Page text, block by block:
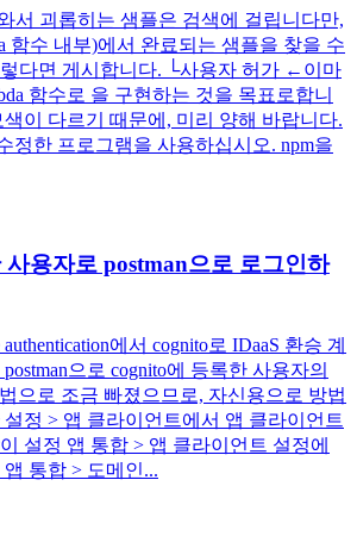
서 괴롭히는 샘플은 검색에 걸립니다만,
함수 내부)에서 완료되는 샘플을 찾을 수
다면 게시합니다. └사용자 허가 ←이마
함수로 을 구현하는 것을 목표로합니
이 다르기 때문에, 미리 양해 바랍니다.
정한 프로그램을 사용하십시오. npm을
용자로 postman으로 로그인하
에서 cognito로 IDaaS 환승 계
으로 cognito에 등록한 사용자의
으로 조금 빠졌으므로, 자신용으로 방법
정 > 앱 클라이언트에서 앱 클라이언트
설정 앱 통합 > 앱 클라이언트 설정에
통합 > 도메인...